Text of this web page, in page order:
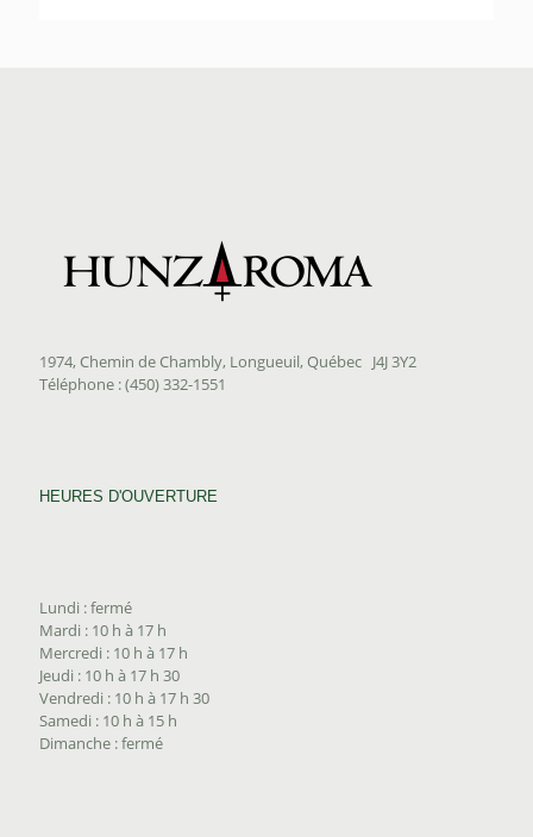
1974, Chemin de Chambly, Longueuil, Québec J4J 3Y2
Téléphone : (450) 332-1551
HEURES D'OUVERTURE
Lundi : fermé
Mardi : 10 h à 17 h
Mercredi : 10 h à 17 h
Jeudi : 10 h à 17 h 30
Vendredi : 10 h à 17 h 30
Samedi : 10 h à 15 h
Dimanche : fermé